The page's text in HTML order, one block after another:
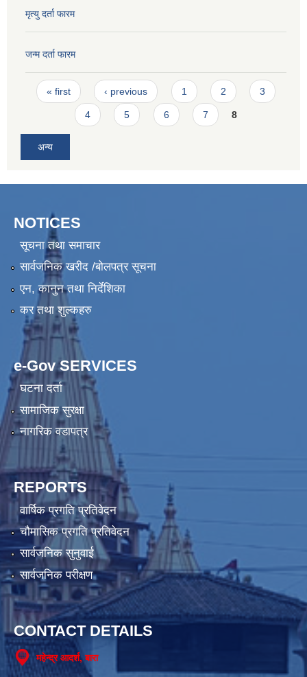
मृत्यु दर्ता फारम
जन्म दर्ता फारम
Pages
« first ‹ previous 1 2 3
4 5 6 7 8
अन्य
NOTICES
सूचना तथा समाचार
सार्वजनिक खरीद /बोलपत्र सूचना
एन, कानुन तथा निर्देशिका
कर तथा शुल्कहरु
e-Gov SERVICES
घटना दर्ता
सामाजिक सुरक्षा
नागरिक वडापत्र
REPORTS
वार्षिक प्रगति प्रतिवेदन
चौमासिक प्रगति प्रतिवेदन
सार्वजनिक सुनुवाई
सार्वजनिक परीक्षण
CONTACT DETAILS
महेन्द्र आदर्श, बारा